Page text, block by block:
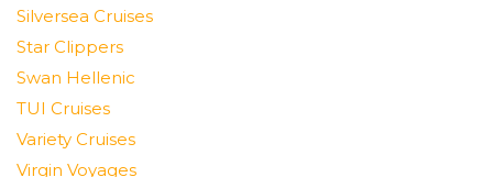
Silversea Cruises
Star Clippers
Swan Hellenic
TUI Cruises
Variety Cruises
Virgin Voyages